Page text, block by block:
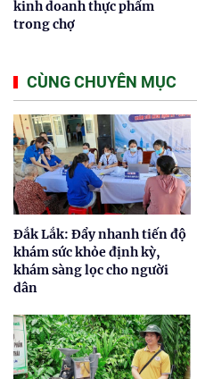
kinh doanh thực phẩm
trong chợ
CÙNG CHUYÊN MỤC
Đắk Lắk: Đẩy nhanh tiến độ
khám sức khỏe định kỳ,
khám sàng lọc cho người
dân